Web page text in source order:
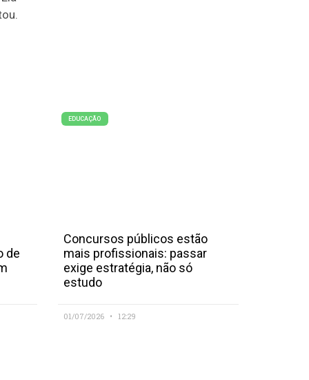
de
EDUCAÇÃO
Concursos públicos estão
mais profissionais: passar
exige estratégia, não só
estudo
01/07/2026 12:29